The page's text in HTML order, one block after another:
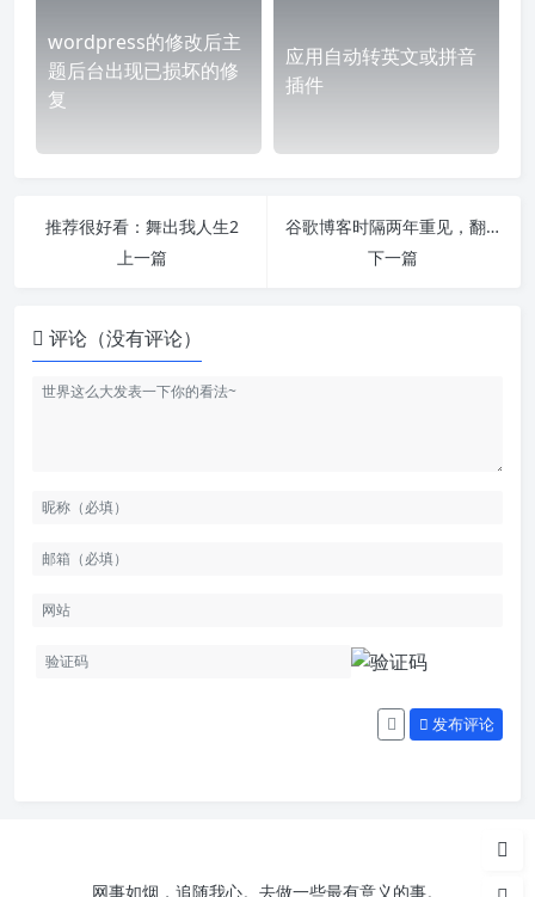
wordpress的修改后主
题后台出现已损坏的修
复
应用自动转英文或拼音
插件
推荐很好看：舞出我人生2
上一篇
谷歌博客时隔两年重见，翻过那道墙
下一篇
评论（没有评论）
发布评论
网事如烟，追随我心。去做一些最有意义的事。